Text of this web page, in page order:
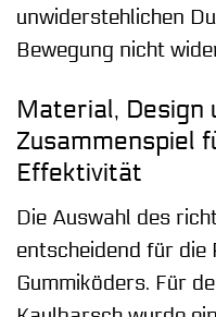
unwiderstehlichen
Bewegung nicht
Material, Design
Zusammenspiel
Effektivität
Die Auswahl des
entscheidend für die
Gummiköders. Für